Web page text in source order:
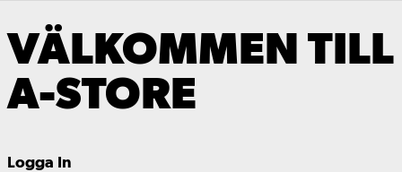
VÄLKOMMEN TILL
A-STORE
Logga In